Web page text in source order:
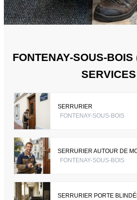
FONTENAY-SOUS-BOIS
SERVICES
SERRURIER
FONTENAY-SOUS-BOIS
SERRURIER AUTOUR DE
FONTENAY-SOUS-BOIS
SERRURIER PORTE